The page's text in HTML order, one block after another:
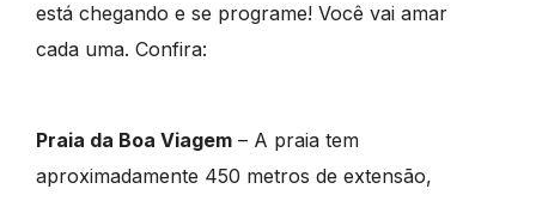
está chegando e se programe! Você vai amar
cada uma. Confira:
Praia da Boa Viagem– A praia tem
aproximadamente 450 metros de extensão,